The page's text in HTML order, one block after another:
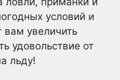
условий и
вам увеличить
удовольствие от
льду!